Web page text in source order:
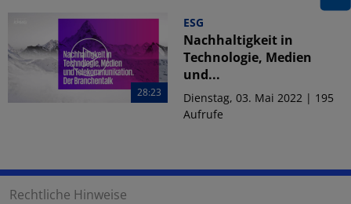
28:23
ESG
Nachhaltigkeit in
Technologie, Medien
und...
Dienstag, 03. Mai 2022 | 195
Aufrufe
Rechtliche Hinweise